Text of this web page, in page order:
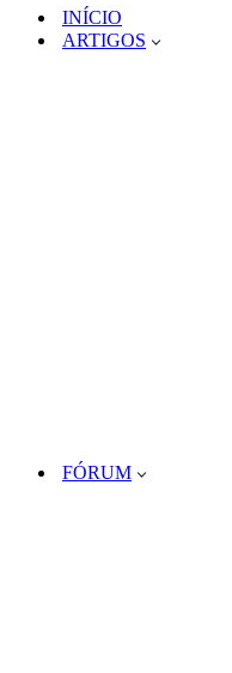
INÍCIO
ARTIGOS
FÓRUM